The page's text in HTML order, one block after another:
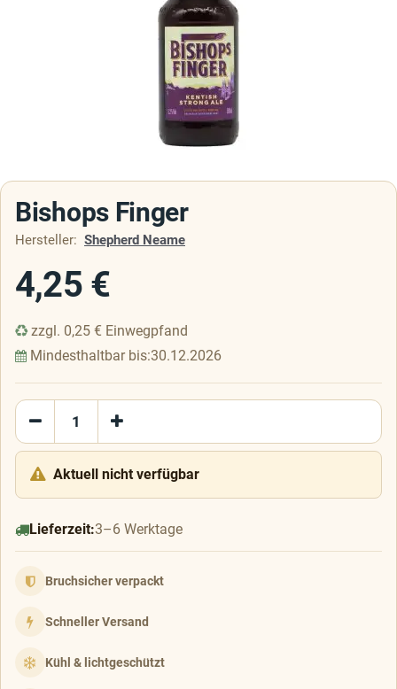
Bishops Finger
Hersteller: Shepherd Neame
4,25€
zzgl. 0,25 € Einwegpfand
Mindesthaltbar bis:30.12.2026
Aktuell nicht verfügbar
Lieferzeit:3–6 Werktage
Bruchsicher verpackt
Schneller Versand
Kühl & lichtgeschützt